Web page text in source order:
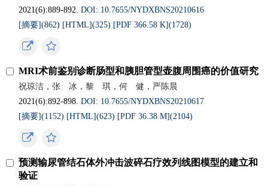
2021(6):889-892.DOI: 10.7655/NYDXBNS20210616
[摘要](862) [HTML](325) [PDF 366.58 K](1728)
MRI术前鉴别诊断肠型和胰胆管型壶腹周围癌的价值研究
祝琼洁，张 冰，黎 琪，何 健，严陈晨
2021(6):892-898.DOI: 10.7655/NYDXBNS20210617
[摘要](1152) [HTML](623) [PDF 36.38 M](2104)
预测输尿管结石体外冲击波碎石疗效列线图模型的建立和
验证